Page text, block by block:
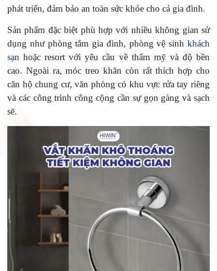
phát triển, đảm bảo an toàn sức khỏe cho cả gia đình.
Sản phẩm đặc biệt phù hợp với nhiều không gian sử
dụng như phòng tắm gia đình, phòng vệ sinh khách
sạnhoặc resort với yêu cầu về thẩm mỹ và độ bền
cao. Ngoài ra, móc treo khăn còn rất thích hợp cho
căn hộ chung cư, văn phòng có khu vực rửa tay riêng
và các công trình công cộng cần sự gọn gàng và sạch
sẽ.